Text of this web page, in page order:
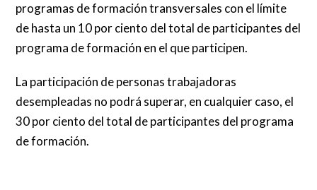
programas de formación transversales con el límite
de hasta un 10 por ciento del total de participantes del
programa de formación en el que participen.
La participación de personas trabajadoras
desempleadas no podrá superar, en cualquier caso, el
30 por ciento del total de participantes del programa
de formación.